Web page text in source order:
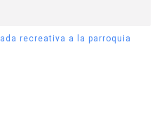
recreativa a la parroquia